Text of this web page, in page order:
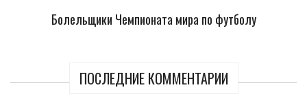
Болельщики Чемпионата мира по футболу
ПОСЛЕДНИЕ КОММЕНТАРИИ